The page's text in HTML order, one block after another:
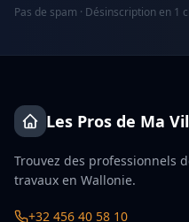
Pas de spam · Désinscription en 1
Les Pros de Ma
Trouvez des professionnels
travaux en Wallonie.
+32 456 40 58 10